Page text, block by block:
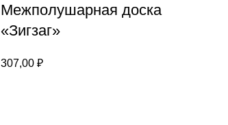
Межполушарная доска
«Зигзаг»
307,00 ₽